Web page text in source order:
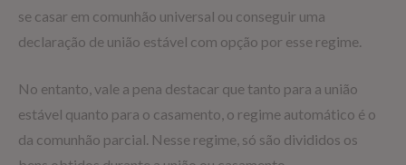
se casar em comunhão universal ou conseguir uma
declaração de união estável com opção por esse regime.
No entanto, vale a pena destacar que tanto para a união
estável quanto para o casamento, o regime automático é o
da comunhão parcial. Nesse regime, só são divididos os